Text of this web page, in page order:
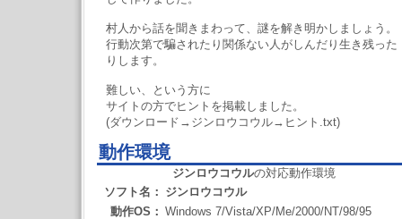
村人から話を聞きまわって、謎を解き明かしましょう。
行動次第で騙されたり関係ない人がしんだり生き残った
りします。
難しい、という方に
サイトの方でヒントを掲載しました。
(ダウンロード→ジンロウコウル→ヒント.txt)
動作環境
ジンロウコウルの対応動作環境
ソフト名： ジンロウコウル
動作OS： Windows 7/Vista/XP/Me/2000/NT/98/95